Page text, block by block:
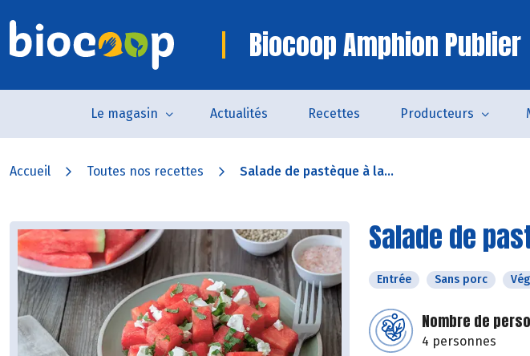
Biocoop Amphion Publier
Le magasin Actualités Recettes Producteurs
Accueil Toutes nos recettes Salade de pastèque à la...
Salade de
Entrée Sans porc
Nombre de
4 personnes